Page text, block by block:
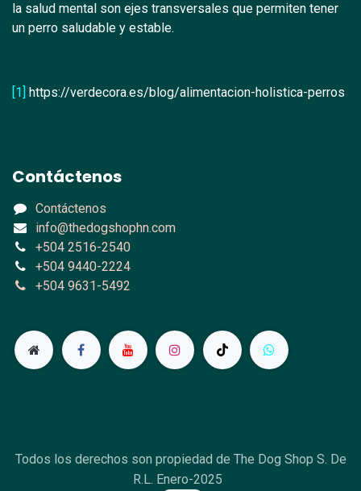
la salud mental son ejes transversales que permiten tener
un perro saludable y estable.
[1] https://verdecora.es/blog/alimentacion-holistica-perros
Contáctenos
Contáctenos
info@thedogshophn.com
+504 2516-2540
+504 9440-2224
+504 9631-5492
Todos los derechos son propiedad de The Dog Shop S. De
R.L. Enero-2025